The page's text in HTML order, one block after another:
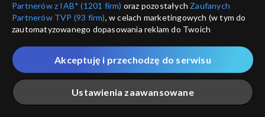
Partnerów z IAB* (1201 firm) oraz pozostałych Zaufanych
Partnerów TVP (93 firm), w celach marketingowych (w tym do
zautomatyzowanego dopasowania reklam do Twoich
które wskazujemy poniżej, a także zgody na udostępnianie
przez nas identyfikatora PPID do Google.
Twoje dane osobowe zbierane podczas odwiedzania przez
Ciebie naszych
poszczególnych serwisówzwanych dalej
„Portalem”, w tym informacje zapisywane za pomocą
Ustawienia zaawansowane
Akceptuję i przechodzę do serwisu